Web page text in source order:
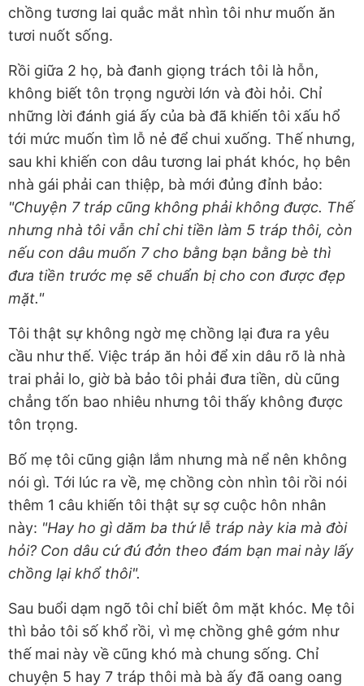
chồng tương lai quắc mắt nhìn tôi như muốn ăn
tươi nuốt sống.
Rồi giữa 2 họ, bà đanh giọng trách tôi là hỗn,
không biết tôn trọng người lớn và đòi hỏi. Chỉ
những lời đánh giá ấy của bà đã khiến tôi xấu hổ
tới mức muốn tìm lỗ nẻ để chui xuống. Thế nhưng,
sau khi khiến con dâu tương lai phát khóc, họ bên
nhà gái phải can thiệp, bà mới đủng đỉnh bảo:
"Chuyện 7 tráp cũng không phải không được. Thế
nhưng nhà tôi vẫn chỉ chi tiền làm 5 tráp thôi, còn
nếu con dâu muốn 7 cho bằng bạn bằng bè thì
đưa tiền trước mẹ sẽ chuẩn bị cho con được đẹp
mặt."
Tôi thật sự không ngờ mẹ chồng lại đưa ra yêu
cầu như thế. Việc tráp ăn hỏi để xin dâu rõ là nhà
trai phải lo, giờ bà bảo tôi phải đưa tiền, dù cũng
chẳng tốn bao nhiêu nhưng tôi thấy không được
tôn trọng.
Bố mẹ tôi cũng giận lắm nhưng mà nể nên không
nói gì. Tới lúc ra về, mẹ chồng còn nhìn tôi rồi nói
thêm 1 câu khiến tôi thật sự sợ cuộc hôn nhân
này: "Hay ho gì dăm ba thứ lễ tráp này kia mà đòi
hỏi? Con dâu cứ đú đởn theo đám bạn mai này lấy
chồng lại khổ thôi".
Sau buổi dạm ngõ tôi chỉ biết ôm mặt khóc. Mẹ tôi
thì bảo tôi số khổ rồi, vì mẹ chồng ghê gớm như
thế mai này về cũng khó mà chung sống. Chỉ
chuyện 5 hay 7 tráp thôi mà bà ấy đã oang oang